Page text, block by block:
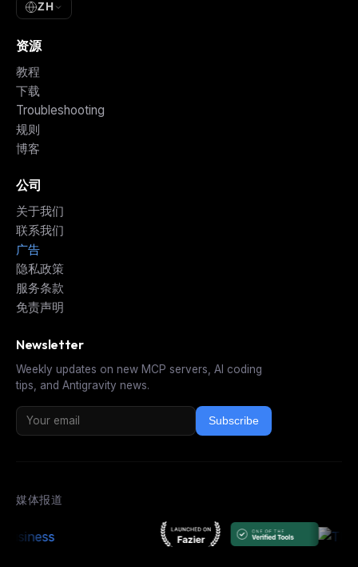
ZH
资源
教程
下载
Troubleshooting
规则
博客
公司
关于我们
联系我们
广告
隐私政策
服务条款
免责声明
Newsletter
Weekly updates on new MCP servers, AI coding
tips, and Antigravity news.
Subscribe
媒体报道